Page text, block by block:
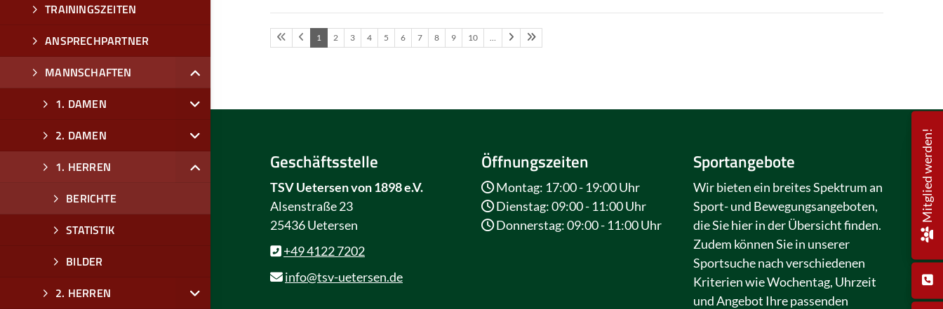
1 2 3 4 5 6 7 8 9 10 …
Geschäftsstelle
TSV Uetersen von 1898 e.V.
Alsenstraße 23
25436 Uetersen
+49 4122 7202
info@tsv-uetersen.de
Öffnungszeiten
Montag: 17:00 - 19:00 Uhr
Dienstag: 09:00 - 11:00 Uhr
Donnerstag: 09:00 - 11:00 Uhr
Sportangebote
Wir bieten ein breites Spektrum an
Sport- und Bewegungsangeboten,
die Sie hier in der Übersicht finden.
Zudem können Sie in unserer
Sportsuche nach verschiedenen
Kriterien wie Wochentag, Uhrzeit
und Angebot Ihre passenden
TRAININGSZEITEN
ANSPRECHPARTNER
MANNSCHAFTEN
1. DAMEN
2. DAMEN
1. HERREN
BERICHTE
STATISTIK
BILDER
2. HERREN
Mitglied werden!